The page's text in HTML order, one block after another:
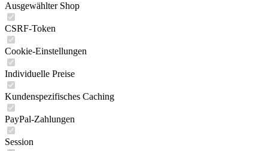
Ausgewählter Shop
CSRF-Token
Cookie-Einstellungen
Individuelle Preise
Kundenspezifisches Caching
PayPal-Zahlungen
Session